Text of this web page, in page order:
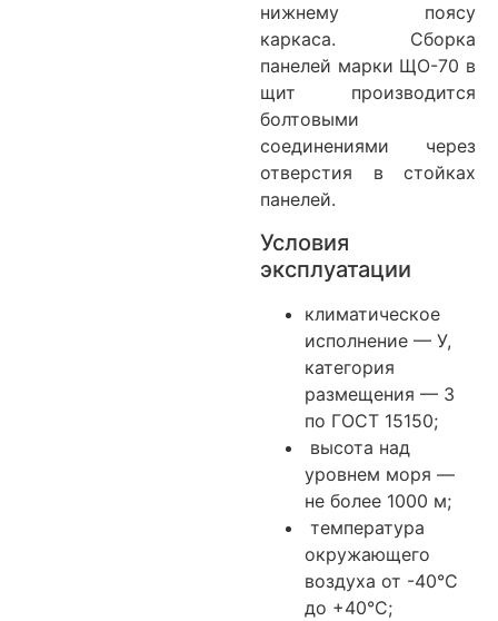
нижнему поясу
каркаса. Сборка
панелей марки ЩО-70 в
щит производится
болтовыми
соединениями через
отверстия в стойках
панелей.
Условия
эксплуатации
климатическое
исполнение — У,
категория
размещения — 3
по ГОСТ 15150;
высота над
уровнем моря —
не более 1000 м;
температура
окружающего
воздуха от -40°С
до +40°С;